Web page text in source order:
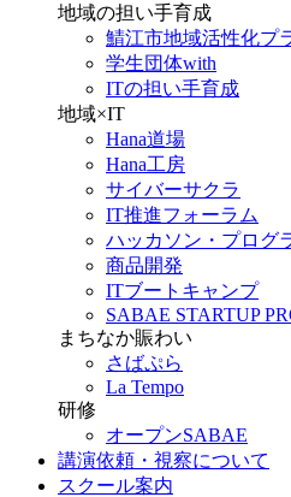
地域の担い手育成
鯖江市地域活性化プ
学生団体with
ITの担い手育成
地域×IT
Hana道場
Hana工房
サイバーサクラ
IT推進フォーラム
ハッカソン・プログ
商品開発
ITブートキャンプ
SABAE STARTUP
まちなか賑わい
さばぷら
La Tempo
研修
オープンSABAE
講演依頼・視察について
スクール案内